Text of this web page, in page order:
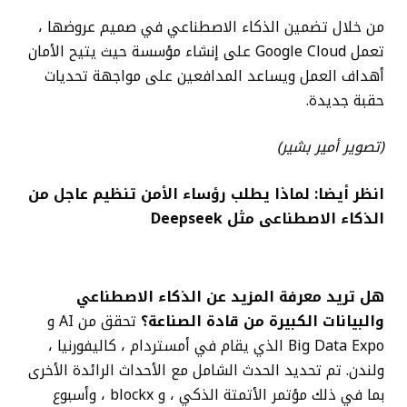
من خلال تضمين الذكاء الاصطناعي في صميم عروضها ،
تعمل Google Cloud على إنشاء مؤسسة حيث يتيح الأمان
أهداف العمل ويساعد المدافعين على مواجهة تحديات
حقبة جديدة.
(تصوير أمير بشير)
انظر أيضا: لماذا يطلب رؤساء الأمن تنظيم عاجل من
الذكاء الاصطناعى مثل Deepseek
هل تريد معرفة المزيد عن الذكاء الاصطناعي
والبيانات الكبيرة من قادة الصناعة؟
تحقق من AI و
Big Data Expo الذي يقام في أمستردام ، كاليفورنيا ،
ولندن. تم تحديد الحدث الشامل مع الأحداث الرائدة الأخرى
بما في ذلك مؤتمر الأتمتة الذكي ، و blockx ، وأسبوع